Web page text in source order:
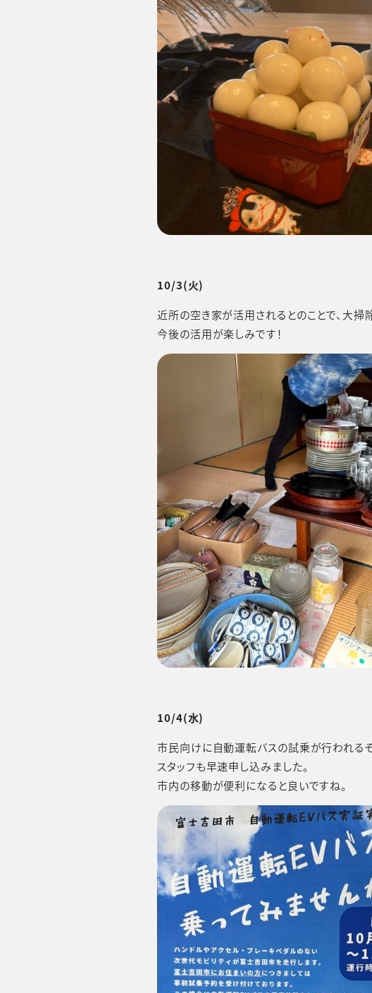
10/3(火)
近所の空き家が活用されるとのことで、大掃
今後の活用が楽しみです！
10/4(水)
市民向けに自動運転バスの試乗が行われるそ
スタッフも早速申し込みました。
市内の移動が便利になると良いですね。